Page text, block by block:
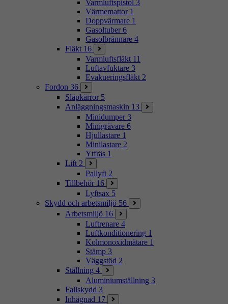
Varmluftspistol 3
Värmemattor 1
Doppvärmare 1
Gasoltuber 6
Gasolbrännare 4
Fläkt 16
Varmluftsfläkt 11
Luftavfuktare 3
Evakueringsfläkt 2
Fordon 36
Släpkärror 5
Anläggningsmaskin 13
Minidumper 3
Minigrävare 6
Hjullastare 1
Minilastare 2
Ytfräs 1
Lift 2
Pallyft 2
Tillbehör 16
Lyftsax 5
Skydd och arbetsmiljö 56
Arbetsmiljö 16
Luftrenare 4
Luftkonditionering 1
Kolmonoxidmätare 1
Stämp 3
Väggstöd 2
Ställning 4
Aluminiumställning 3
Fallskydd 3
Inhägnad 17